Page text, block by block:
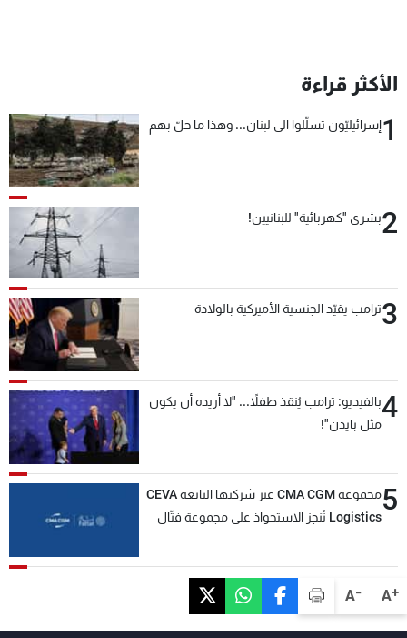
A+
A-
الأكثر قراءة
1إسرائيليّون تسلّلوا الى لبنان... وهذا ما حلّ بهم
2بشرى "كهربائية" للبنانيين!
3ترامب يقيّد الجنسية الأميركية بالولادة
4بالفيديو: ترامب يُنقذ طفلاً... "لا أريده أن يكون
مثل بايدن"!
5
مجموعة CMA CGM عبر شركتها التابعة CEVA
Logistics تُنجز الاستحواذ على مجموعة فتّال